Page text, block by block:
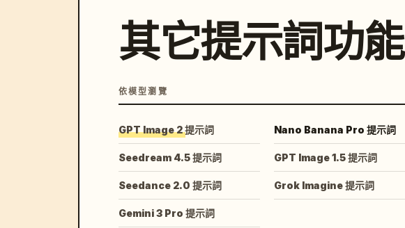
其它提示詞功能
依模型瀏覽
GPT Image 2 提示詞 Nano Banana Pro 提示詞
Seedream 4.5 提示詞 GPT Image 1.5 提示詞
Seedance 2.0 提示詞 Grok Imagine 提示詞
Gemini 3 Pro 提示詞